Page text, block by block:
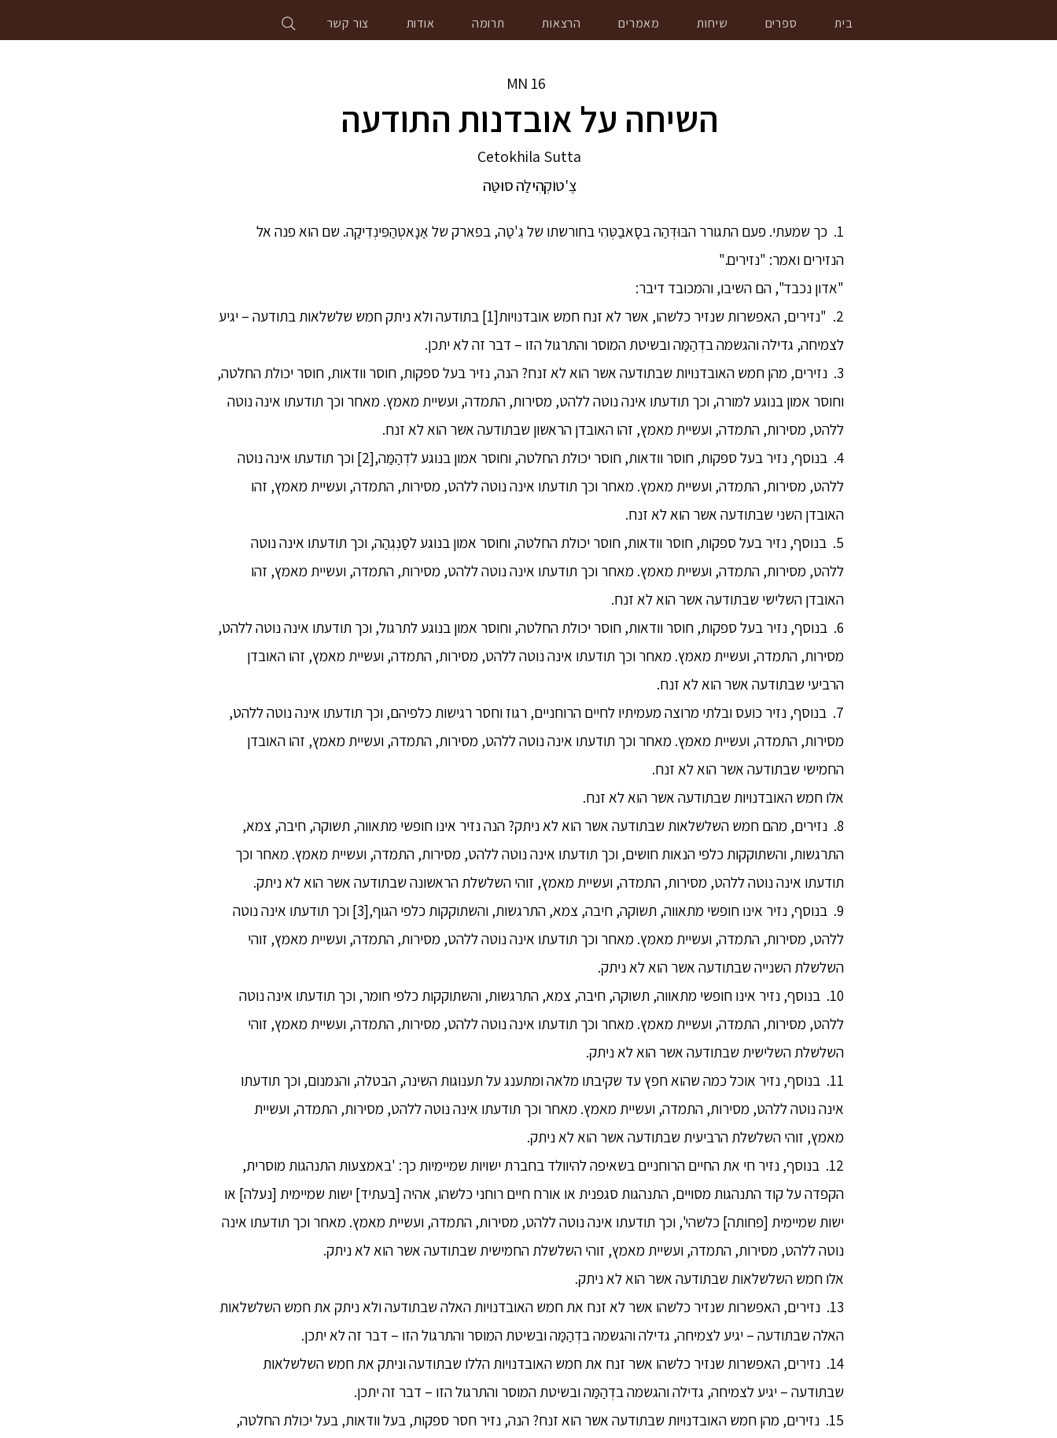
בית ספרים שיחות מאמרים הרצאות תרומה אודות צור קשר
16
MN
השיחה על אובדנות התודעה
Cetokhila Sutta
צֶ'טוֹקְהִילַה סוּטַּה
1. כך שמעתי. פעם התגורר הבּוּדְּהַה בסָאבַטְּהִי בחורשתו של גֵ'טַה, בפארק של אַנָאטְהַפִּינְדִיקַה. שם הוא פנה אל
הנזירים ואמר: "נזירים."
"אדון נכבד", הם השיבו, והמכובד דיבר:
2. "נזירים, האפשרות שנזיר כלשהו, אשר לא זנח חמש אובדנויות[1] בתודעה ולא ניתק חמש שלשלאות בתודעה – יגיע
לצמיחה, גדילה והגשמה בדְהַמַּה ובשיטת המוסר והתרגול הזו – דבר זה לא יתכן.
3. נזירים, מהן חמש האובדנויות שבתודעה אשר הוא לא זנח? הנה, נזיר בעל ספקות, חוסר וודאות, חוסר יכולת החלטה,
וחוסר אמון בנוגע למורה, וכך תודעתו אינה נוטה ללהט, מסירות, התמדה, ועשיית מאמץ. מאחר וכך תודעתו אינה נוטה
ללהט, מסירות, התמדה, ועשיית מאמץ, זהו האובדן הראשון שבתודעה אשר הוא לא זנח.
4. בנוסף, נזיר בעל ספקות, חוסר וודאות, חוסר יכולת החלטה, וחוסר אמון בנוגע לדְהַמַּה,[2] וכך תודעתו אינה נוטה
ללהט, מסירות, התמדה, ועשיית מאמץ. מאחר וכך תודעתו אינה נוטה ללהט, מסירות, התמדה, ועשיית מאמץ, זהו
האובדן השני שבתודעה אשר הוא לא זנח.
5. בנוסף, נזיר בעל ספקות, חוסר וודאות, חוסר יכולת החלטה, וחוסר אמון בנוגע לסַנְגְהַה, וכך תודעתו אינה נוטה
ללהט, מסירות, התמדה, ועשיית מאמץ. מאחר וכך תודעתו אינה נוטה ללהט, מסירות, התמדה, ועשיית מאמץ, זהו
האובדן השלישי שבתודעה אשר הוא לא זנח.
6. בנוסף, נזיר בעל ספקות, חוסר וודאות, חוסר יכולת החלטה, וחוסר אמון בנוגע לתרגול, וכך תודעתו אינה נוטה ללהט,
מסירות, התמדה, ועשיית מאמץ. מאחר וכך תודעתו אינה נוטה ללהט, מסירות, התמדה, ועשיית מאמץ, זהו האובדן
הרביעי שבתודעה אשר הוא לא זנח.
7. בנוסף, נזיר כועס ובלתי מרוצה מעמיתיו לחיים הרוחניים, רגוז וחסר רגישות כלפיהם, וכך תודעתו אינה נוטה ללהט,
מסירות, התמדה, ועשיית מאמץ. מאחר וכך תודעתו אינה נוטה ללהט, מסירות, התמדה, ועשיית מאמץ, זהו האובדן
החמישי שבתודעה אשר הוא לא זנח.
אלו חמש האובדנויות שבתודעה אשר הוא לא זנח.
8. נזירים, מהם חמש השלשלאות שבתודעה אשר הוא לא ניתק? הנה נזיר אינו חופשי מתאווה, תשוקה, חיבה, צמא,
התרגשות, והשתוקקות כלפי הנאות חושים, וכך תודעתו אינה נוטה ללהט, מסירות, התמדה, ועשיית מאמץ. מאחר וכך
תודעתו אינה נוטה ללהט, מסירות, התמדה, ועשיית מאמץ, זוהי השלשלת הראשונה שבתודעה אשר הוא לא ניתק.
9. בנוסף, נזיר אינו חופשי מתאווה, תשוקה, חיבה, צמא, התרגשות, והשתוקקות כלפי הגוף,[3] וכך תודעתו אינה נוטה
ללהט, מסירות, התמדה, ועשיית מאמץ. מאחר וכך תודעתו אינה נוטה ללהט, מסירות, התמדה, ועשיית מאמץ, זוהי
השלשלת השנייה שבתודעה אשר הוא לא ניתק.
10. בנוסף, נזיר אינו חופשי מתאווה, תשוקה, חיבה, צמא, התרגשות, והשתוקקות כלפי חומר, וכך תודעתו אינה נוטה
ללהט, מסירות, התמדה, ועשיית מאמץ. מאחר וכך תודעתו אינה נוטה ללהט, מסירות, התמדה, ועשיית מאמץ, זוהי
השלשלת השלישית שבתודעה אשר הוא לא ניתק.
11. בנוסף, נזיר אוכל כמה שהוא חפץ עד שקיבתו מלאה ומתענג על תענוגות השינה, הבטלה, והנמנום, וכך תודעתו
אינה נוטה ללהט, מסירות, התמדה, ועשיית מאמץ. מאחר וכך תודעתו אינה נוטה ללהט, מסירות, התמדה, ועשיית
מאמץ, זוהי השלשלת הרביעית שבתודעה אשר הוא לא ניתק.
12. בנוסף, נזיר חי את החיים הרוחניים בשאיפה להיוולד בחברת ישויות שמיימיות כך: 'באמצעות התנהגות מוסרית,
הקפדה על קוד התנהגות מסויים, התנהגות סגפנית או אורח חיים רוחני כלשהו, אהיה [בעתיד] ישות שמיימית [נעלה] או
ישות שמיימית [פחותה] כלשהי', וכך תודעתו אינה נוטה ללהט, מסירות, התמדה, ועשיית מאמץ. מאחר וכך תודעתו אינה
נוטה ללהט, מסירות, התמדה, ועשיית מאמץ, זוהי השלשלת החמישית שבתודעה אשר הוא לא ניתק.
אלו חמש השלשלאות שבתודעה אשר הוא לא ניתק.
13. נזירים, האפשרות שנזיר כלשהו אשר לא זנח את חמש האובדנויות האלה שבתודעה ולא ניתק את חמש השלשלאות
האלה שבתודעה – יגיע לצמיחה, גדילה והגשמה בדְהַמַּה ובשיטת המוסר והתרגול הזו – דבר זה לא יתכן.
14. נזירים, האפשרות שנזיר כלשהו אשר זנח את חמש האובדנויות הללו שבתודעה וניתק את חמש השלשלאות
שבתודעה – יגיע לצמיחה, גדילה והגשמה בדְהַמַּה ובשיטת המוסר והתרגול הזו – דבר זה יתכן.
15. נזירים, מהן חמש האובדנויות שבתודעה אשר הוא זנח? הנה, נזיר חסר ספקות, בעל וודאות, בעל יכולת החלטה,